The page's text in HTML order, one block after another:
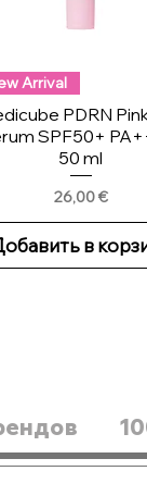
Arrival
PDRN
SPF50+
50 ml
Цена
26,00 €
в